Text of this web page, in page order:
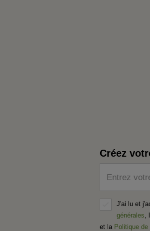
Créez
Entrez
J'ai lu et
générales,
et la Politique de